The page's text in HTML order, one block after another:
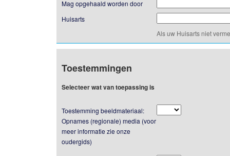
Mag opgehaald worden door
Huisarts
Als uw Huisarts niet
Toestemmingen
Selecteer wat van toepassing is
Toestemming beeldmateriaal:
Opnames (regionale) media (voor
meer informatie zie onze
oudergids)